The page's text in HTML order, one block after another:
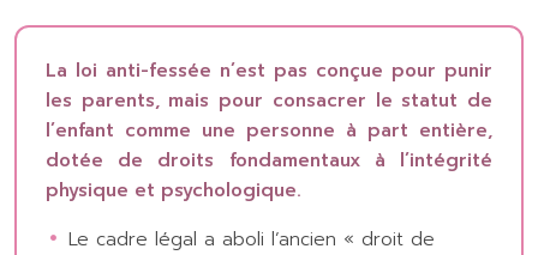
La loi anti-fessée n’est pas conçue pour punir
les parents, mais pour consacrer le statut de
l’enfant comme une personne à part entière,
dotée de droits fondamentaux à l’intégrité
physique et psychologique.
Le cadre légal a aboli l’ancien « droit de